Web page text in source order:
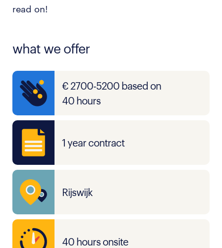
read on!
what we offer
€ 2700-5200 based on
40 hours
1 year contract
Rijswijk
40 hours onsite